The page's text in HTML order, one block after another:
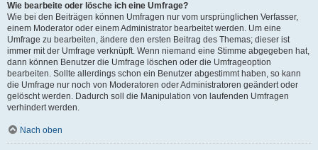
Wie bearbeite oder lösche ich eine Umfrage?
Wie bei den Beiträgen können Umfragen nur vom ursprünglichen Verfasser,
einem Moderator oder einem Administrator bearbeitet werden. Um eine
Umfrage zu bearbeiten, ändere den ersten Beitrag des Themas; dieser ist
immer mit der Umfrage verknüpft. Wenn niemand eine Stimme abgegeben hat,
dann können Benutzer die Umfrage löschen oder die Umfrageoption
bearbeiten. Sollte allerdings schon ein Benutzer abgestimmt haben, so kann
die Umfrage nur noch von Moderatoren oder Administratoren geändert oder
gelöscht werden. Dadurch soll die Manipulation von laufenden Umfragen
verhindert werden.
Nach oben